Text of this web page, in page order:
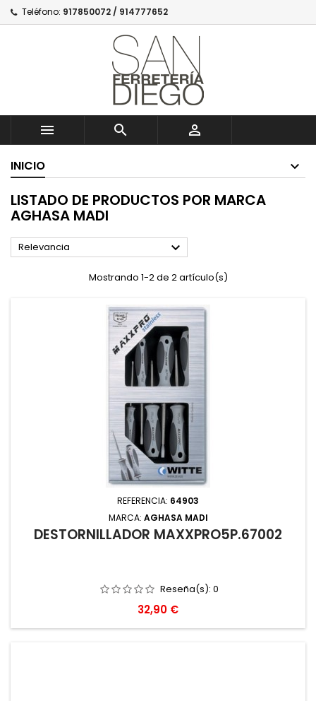
Teléfono: 917850072 / 914777652
  
INICIO
LISTADO DE PRODUCTOS POR MARCA
AGHASA MADI
Relevancia 
Mostrando 1-2 de 2 artículo(s)
REFERENCIA: 64903
MARCA: AGHASA MADI
DESTORNILLADOR MAXXPRO5P.67002
Reseña(s): 0
Precio
32,90 €